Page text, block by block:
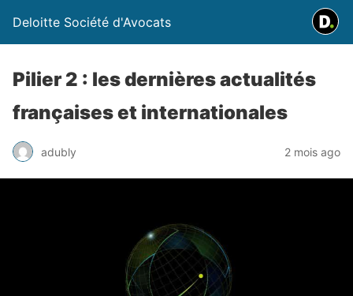
Deloitte Société d'Avocats
Pilier 2 : les dernières actualités
françaises et internationales
adubly 2 mois ago